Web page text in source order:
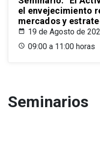
el envejecimiento
mercados y
19 de Agosto de
09:00 a 11:00 horas
Seminarios